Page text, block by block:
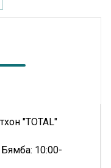
"TOTAL"
10:00-